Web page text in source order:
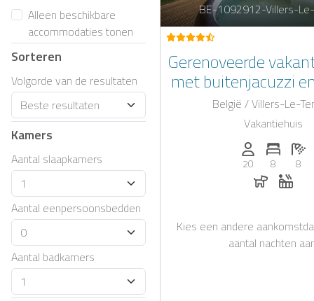
Alleen beschikbare
accommodaties tonen
Sorteren
Volgorde van de resultaten
Kamers
Aantal slaapkamers
Aantal eenpersoonsbedden
Aantal badkamers
BE-1092912-Villers-
Gerenoveerde
met buitenjacuzzi
inrichting nabij
België / Villers-Le-
Vakantiehuis
Personen
20
Aantal
8
8
Honden
Kies een andere
aantal nachten